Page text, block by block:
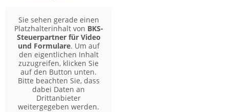
Sie sehen gerade einen
Platzhalterinhalt von BKS-
Steuerpartner für Video
und Formulare. Um auf
den eigentlichen Inhalt
zuzugreifen, klicken Sie
auf den Button unten.
Bitte beachten Sie, dass
dabei Daten an
Drittanbieter
weitergegeben werden.